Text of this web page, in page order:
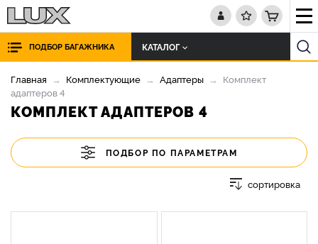
ПОДБОР БАГАЖНИКА КАТАЛОГ
Главная Комплектующие Адаптеры
Комплект
адаптеров 4
КОМПЛЕКТ АДАПТЕРОВ 4
ПОДБОР ПО ПАРАМЕТРАМ
сортировка